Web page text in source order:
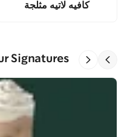
كافيه لاتيه مثلجة
Signatures